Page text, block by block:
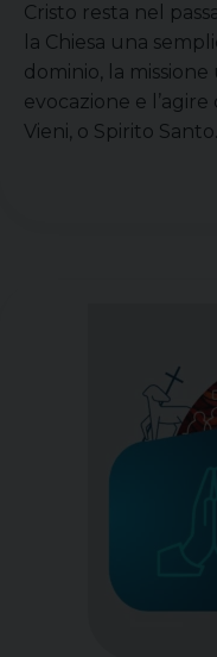
Cristo resta nel
la Chiesa una
dominio, la
evocazione e
Vieni, o Spirito